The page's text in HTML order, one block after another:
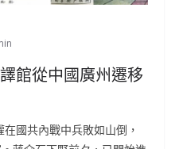
館從中國廣州遷移
國共內戰中兵敗如山倒，